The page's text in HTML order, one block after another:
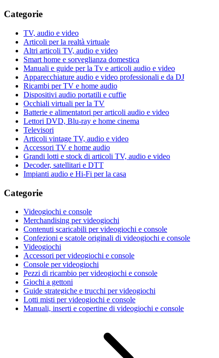
Categorie
TV, audio e video
Articoli per la realtà virtuale
Altri articoli TV, audio e video
Smart home e sorveglianza domestica
Manuali e guide per la Tv e articoli audio e video
Apparecchiature audio e video professionali e da DJ
Ricambi per TV e home audio
Dispositivi audio portatili e cuffie
Occhiali virtuali per la TV
Batterie e alimentatori per articoli audio e video
Lettori DVD, Blu-ray e home cinema
Televisori
Articoli vintage TV, audio e video
Accessori TV e home audio
Grandi lotti e stock di articoli TV, audio e video
Decoder, satellitari e DTT
Impianti audio e Hi-Fi per la casa
Categorie
Videogiochi e console
Merchandising per videogiochi
Contenuti scaricabili per videogiochi e console
Confezioni e scatole originali di videogiochi e console
Videogiochi
Accessori per videogiochi e console
Console per videogiochi
Pezzi di ricambio per videogiochi e console
Giochi a gettoni
Guide strategiche e trucchi per videogiochi
Lotti misti per videogiochi e console
Manuali, inserti e copertine di videogiochi e console